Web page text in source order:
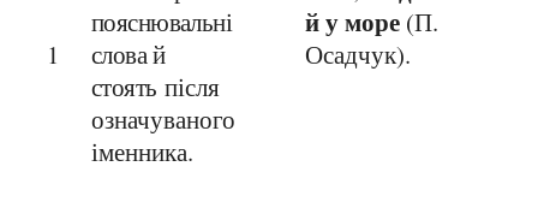
1
пояснювальні
слова й
стоятьпісля
означуваного
іменника.
й у море(П.
Осадчук).